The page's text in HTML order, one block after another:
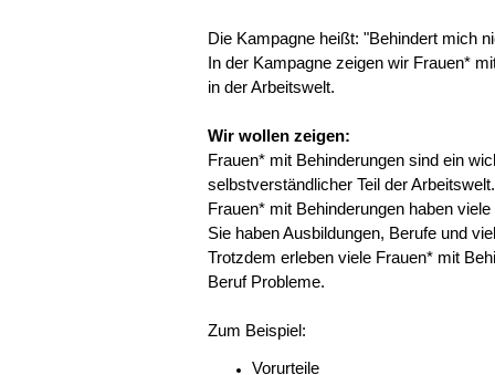
Die Kampagne heißt: "Behindert mich
In der Kampagne zeigen wir Frauen*
in der Arbeitswelt.
Wir wollen zeigen:
Frauen* mit Behinderungen sind ein
selbstverständlicher Teil der Arbeitswelt.
Frauen* mit Behinderungen haben
Sie haben Ausbildungen, Berufe und
Trotzdem erleben viele Frauen* mit
Beruf Probleme.
Zum Beispiel:
Vorurteile